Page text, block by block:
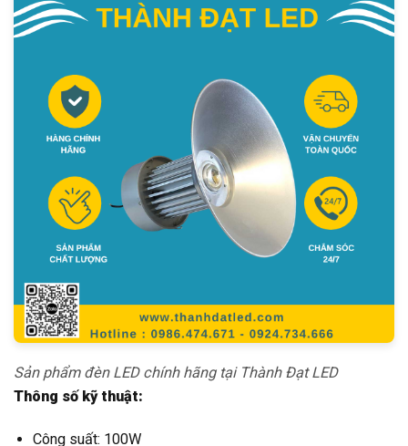
Sản phẩm đèn LED chính hãng tại Thành Đạt LED
Thông số kỹ thuật:
Công suất: 100W